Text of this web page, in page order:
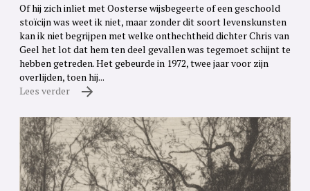
Of hij zich inliet met Oosterse wijsbegeerte of een geschoold
stoïcijn was weet ik niet, maar zonder dit soort levenskunsten
kan ik niet begrijpen met welke onthechtheid dichter Chris van
Geel het lot dat hem ten deel gevallen was tegemoet schijnt te
hebben getreden. Het gebeurde in 1972, twee jaar voor zijn
overlijden, toen hij...
Lees verder